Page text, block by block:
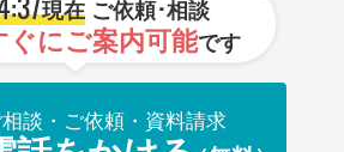
現在ご依頼･相談
ぐにご案内可能です
談・ご依頼・資料請求